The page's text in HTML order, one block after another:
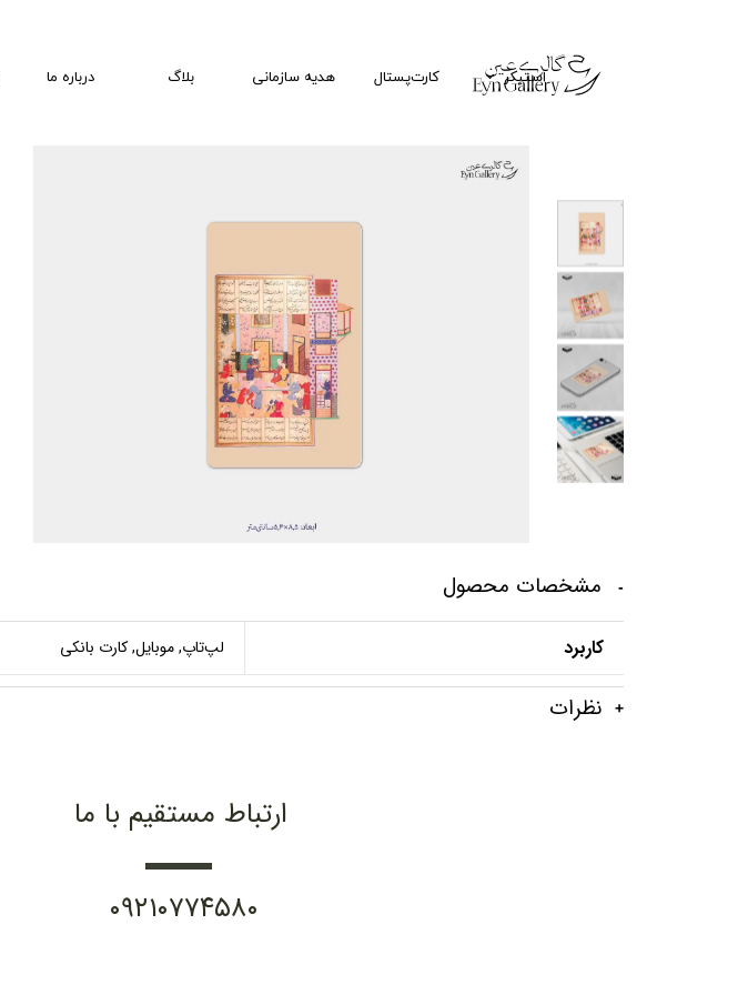
استیکر کارت‌پستال هدیه سازمانی بلاگ درباره ما
مشخصات محصول
کاربرد لپ‌تاپ, موبایل, کارت بانکی
نظرات
ارتباط مستقیم با ما
۰۹۲۱۰۷۷۴۵۸۰